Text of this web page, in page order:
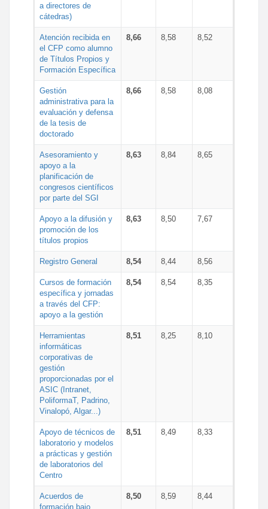
a directores de
cátedras)
Atención recibida en
el CFP como alumno
de Títulos Propios y
Formación Específica
8,66 8,58 8,52
Gestión
administrativa para la
evaluación y defensa
de la tesis de
doctorado
8,66 8,58 8,08
Asesoramiento y
apoyo a la
planificación de
congresos científicos
por parte del SGI
8,63 8,84 8,65
Apoyo a la difusión y
promoción de los
títulos propios
8,63 8,50 7,67
Registro General 8,54 8,44 8,56
Cursos de formación
específica y jornadas
a través del CFP:
apoyo a la gestión
8,54 8,54 8,35
Herramientas
informáticas
corporativas de
gestión
proporcionadas por el
ASIC (Intranet,
PoliformaT, Padrino,
Vinalopó, Algar...)
8,51 8,25 8,10
Apoyo de técnicos de
laboratorio y modelos
a prácticas y gestión
de laboratorios del
Centro
8,51 8,49 8,33
Acuerdos de
formación bajo
8,50 8,59 8,44